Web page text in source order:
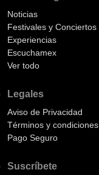
Noticias
Festivales y Conciertos
Experiencias
Escuchamex
Ver todo
Legales
Aviso de Privacidad
Términos y condiciones
Pago Seguro
Suscríbete